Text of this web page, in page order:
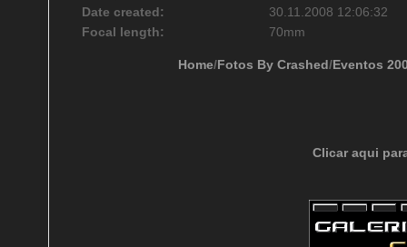
Date created:
30.11.2008 12:06:32
Focal length:
70mm
Home/Fotos By Crashed/Eventos
Clicar aqui